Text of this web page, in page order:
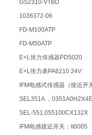
GS2310-VTBD
1036372-06
FD-M100ATP
FD-M50ATP
E+L张力传感器PD5020
E+L张力表PA6210 24V
IFM电感式传感器（接近开
SEL351A ，
SEL-551,055100CX132X
IFM电感接近开关：II0005